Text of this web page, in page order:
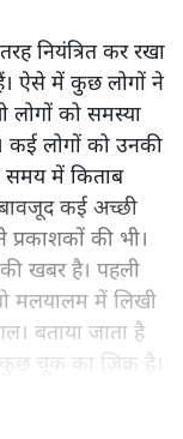
नियंत्रित कर रखा
ऐसे में कुछ लोगों ने
लोगों को समस्या
कई लोगों को उनकी
समय में किताब
कई अच्छी
की भी।
खबर है। पहली
मलयालम में लिखी
बताया जाता है
चूक का जिक्र है।